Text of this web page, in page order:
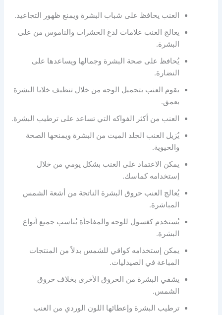
العنب يحافظ على شباب البشرة ويمنع ظهور التجاعيد.
يعالج العنب علامات لدغ الحشرات والناموس من على
البشرة.
يُحافظ على صحة البشرة وجمالها ويساعدها على
النضارة.
يقوم العنب بتجميل الوجه من خلال تنظيف خلايا البشرة
بعمق.
العنب من أكثر الفواكه التي تساعد على ترطيب البشرة.
يُزيل العنب الجلد الميت من البشرة ويمنحها الصحة
والحيوية.
يمكن الاعتماد على العنب بشكل يومي من خلال
إستخدامه كماسك.
يُعالج العنب حروق البشرة الناتجة من أشعة الشمس
المباشرة.
يُستخدم كغسول للوجه والمفاجأة يُناسب جميع أنواع
البشرة.
يمكن إستخدامه كواقي للشمس بدلاً من المنتجات
المباعة في الصيدليات.
يشفي البشرة من الحروق الأخرى بخلاف حروق
الشمس.
ترطيب البشرة وإعطائها اللون الوردي من العنب